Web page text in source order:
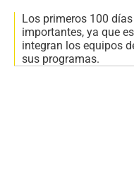
Los primeros 100
importantes, ya que
integran los equipos
sus programas.